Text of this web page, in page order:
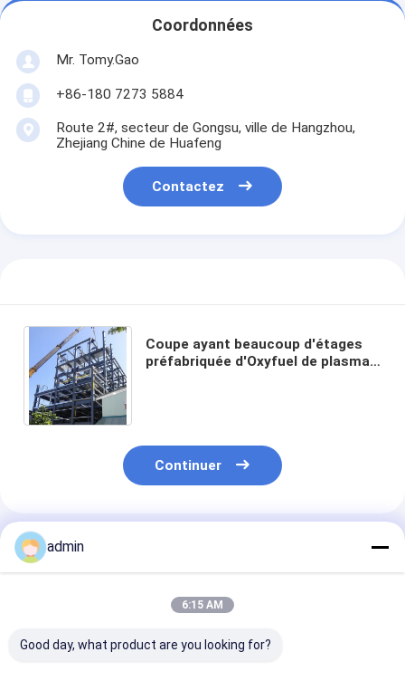
Coordonnées
Mr. Tomy.Gao
+86-180 7273 5884
Route 2#, secteur de Gongsu, ville de Hangzhou,
Zhejiang Chine de Huafeng
Contactez
Coupe ayant beaucoup d'étages
préfabriquée d'Oxyfuel de plasma
Continuer
Produits Recommandés
admin
6:15 AM
Good day, what product are you looking for?